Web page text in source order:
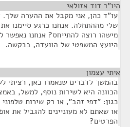
היו"ר דוד אזולאי
עו"ד כהן, אני מקבל את ההערה שלך.
מישהו רוצה להתייחס? אנחנו
היועץ המשפטי של הוועדה, בבקשה.
איתי עצמון
בהמשך לדברים שנאמרו כאן, רציתי
הכוונה היא לשירות נוסף, למשל,
כגון: "דפי זהב", או רק שירות
או שאתם לא מעוניינים להגביל את
הפרטים?